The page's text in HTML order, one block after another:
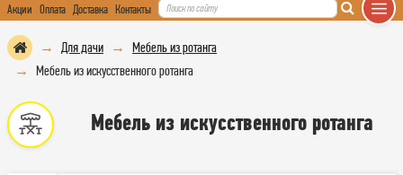
Акции Оплата Доставка Контакты
Для дачи
Мебель из ротанга
Мебель из искусственного ротанга
Мебель из искусственного ротанга